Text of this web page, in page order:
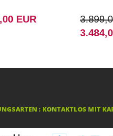
EUR
: KONTAKTLOS MIT